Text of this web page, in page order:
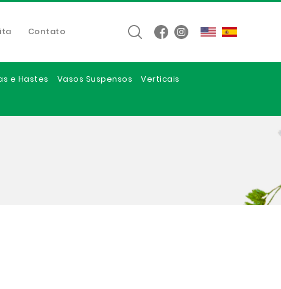
Contato
e Hastes Vasos Suspensos
Verticais